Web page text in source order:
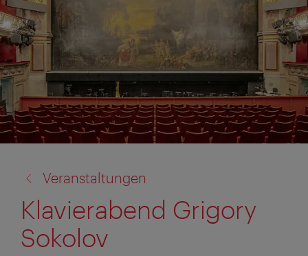
zu:
Veranstaltungen
Klavierabend Grigory
Sokolov